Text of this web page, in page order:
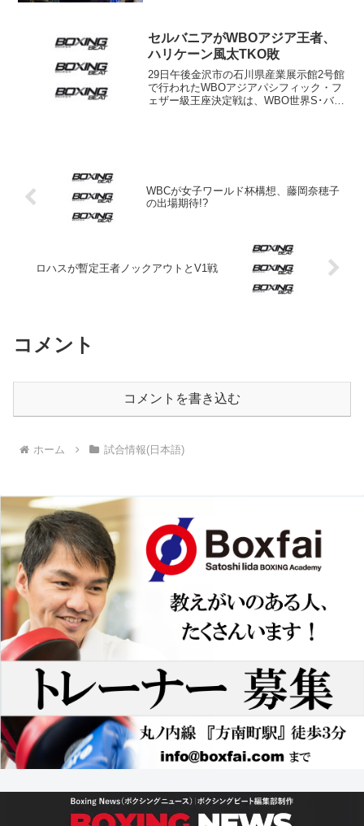
（熊谷コサカ）が、元日本ランカーの...
セルバニアがWBOアジア王者、
ハリケーン風太TKO敗
29日午後金沢市の石川県産業展示館2号館
で行われたWBOアジアパシフィック・フ
ェザー級王座決定戦は、WBO世界S･バン
WBCが女子ワールド杯構想、藤岡奈穂子
の出場期待!?
ロハスが暫定王者ノックアウトとV1戦
コメント
コメントを書き込む
ホーム 試合情報(日本語)